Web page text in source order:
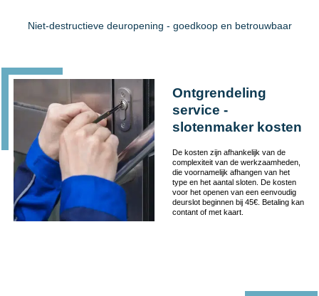
Niet-destructieve deuropening - goedkoop en betrouwbaar
Ontgrendeling
service -
slotenmaker kosten
De kosten zijn afhankelijk van de
complexiteit van de werkzaamheden,
die voornamelijk afhangen van het
type en het aantal sloten. De kosten
voor het openen van een eenvoudig
deurslot beginnen bij 45€. Betaling kan
contant of met kaart.